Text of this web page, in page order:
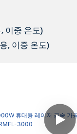
이중 온도)
, 이중 온도)